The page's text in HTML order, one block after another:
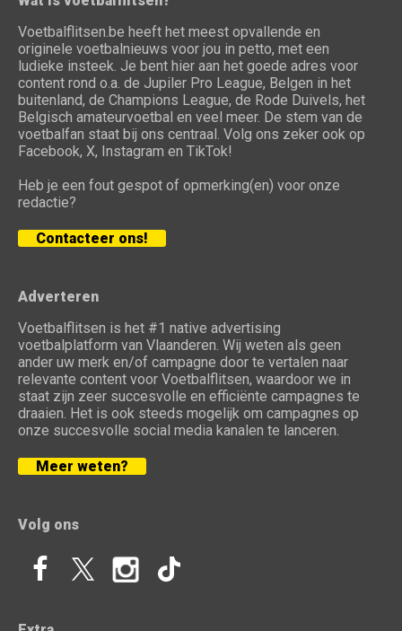
Voetbalflitsen.be heeft het meest opvallende en
originele voetbalnieuws voor jou in petto, met een
ludieke insteek. Je bent hier aan het goede adres voor
content rond o.a. de Jupiler Pro League, Belgen in het
buitenland, de Champions League, de Rode Duivels, het
Belgisch amateurvoetbal en veel meer. De stem van de
voetbalfan staat bij ons centraal. Volg ons zeker ook op
Facebook, X, Instagram en TikTok!
Heb je een fout gespot of opmerking(en) voor onze
redactie?
Contacteer ons!
Adverteren
Voetbalflitsen is het #1 native advertising
voetbalplatform van Vlaanderen. Wij weten als geen
ander uw merk en/of campagne door te vertalen naar
relevante content voor Voetbalflitsen, waardoor we in
staat zijn zeer succesvolle en efficiënte campagnes te
draaien. Het is ook steeds mogelijk om campagnes op
onze succesvolle social media kanalen te lanceren.
Meer weten?
Volg ons